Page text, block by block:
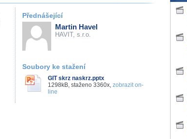
Přednášející
Martin Havel
HAVIT, s.r.o.
Soubory ke stažení
GIT skrz naskrz.pptx
1298kB, staženo 3360x, zobrazit on-
line